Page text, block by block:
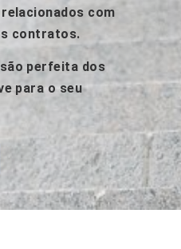
com
contratos.
perfeita dos
para o seu